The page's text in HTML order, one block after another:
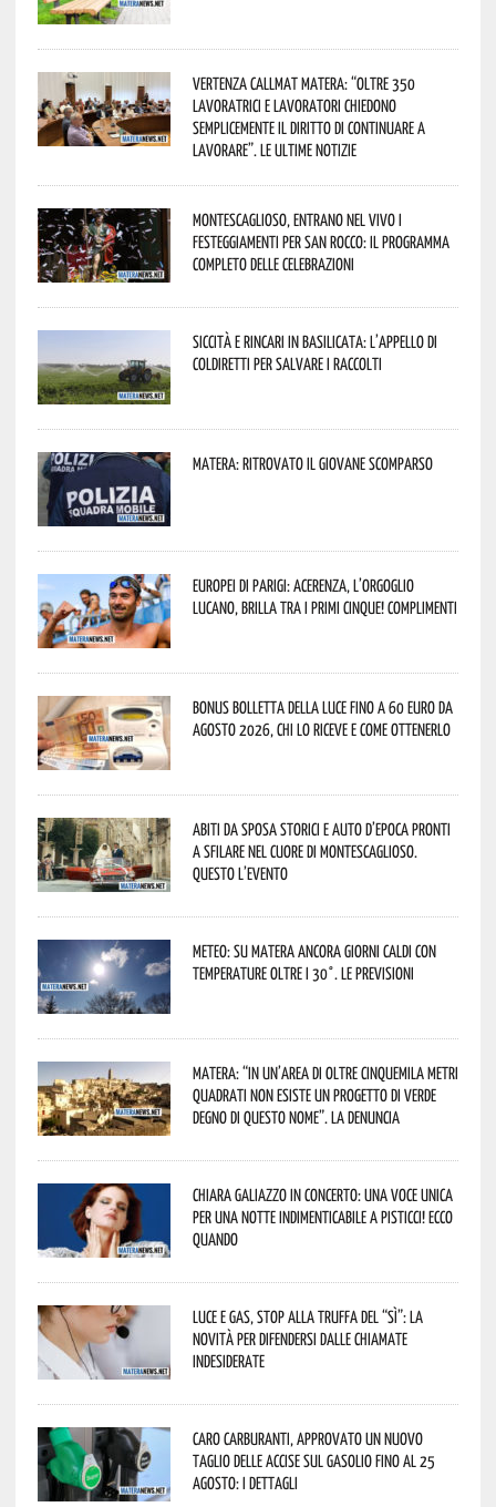
Vertenza CallMat Matera: “Oltre 350
lavoratrici e lavoratori chiedono
semplicemente il diritto di continuare a
lavorare”. Le ultime notizie
Montescaglioso, entrano nel vivo i
festeggiamenti per San Rocco: il programma
completo delle celebrazioni
Siccità e rincari in Basilicata: l’appello di
Coldiretti per salvare i raccolti
Matera: ritrovato il giovane scomparso
Europei di Parigi: Acerenza, l’orgoglio
lucano, brilla tra i primi cinque! Complimenti
Bonus bolletta della luce fino a 60 euro da
agosto 2026, chi lo riceve e come ottenerlo
Abiti da sposa storici e auto d’epoca pronti
a sfilare nel cuore di Montescaglioso.
Questo l’evento
Meteo: su Matera ancora giorni caldi con
temperature oltre i 30°. Le previsioni
Matera: “In un’area di oltre cinquemila metri
quadrati non esiste un progetto di verde
degno di questo nome”. La denuncia
Chiara Galiazzo in concerto: una voce unica
per una notte indimenticabile a Pisticci! Ecco
quando
Luce e gas, stop alla truffa del “Sì”: la
novità per difendersi dalle chiamate
indesiderate
Caro carburanti, approvato un nuovo
taglio delle accise sul gasolio fino al 25
agosto: i dettagli